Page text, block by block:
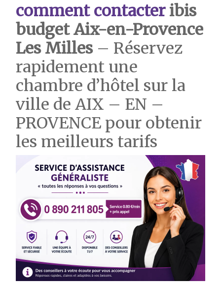
comment contacteribis
budget Aix-en-Provence
Les Milles– Réservez
rapidement une
chambre d’hôtel sur la
ville de AIX – EN –
PROVENCE pour obtenir
les meilleurs tarifs